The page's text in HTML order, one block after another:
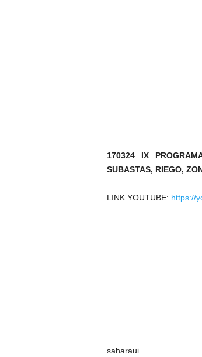
170324 IX
SUBASTAS, RIEGO,
LINK YOUTUBE: https://
saharaui.